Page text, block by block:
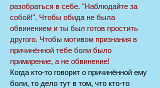
разобраться в себе. "Наблюдайте за
собой!". Чтобы обида не была
обвинением и ты был готов простить
другого. Чтобы мотивом признания в
причинённой тебе боли было
примирение, а не обвинение!
Когда кто-то говорит о причинённой ему
боли, то дело тут в том, что кто-то